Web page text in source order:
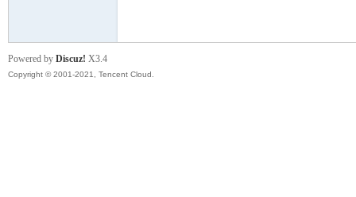
Powered by Discuz! X3.4
Copyright © 2001-2021, Tencent Cloud.